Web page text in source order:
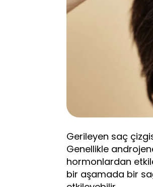
Gerileyen saç
Genellikle
hormonlardan
bir aşamada bir